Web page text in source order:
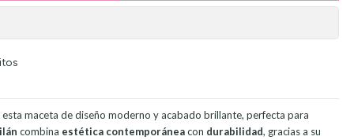
maceta de diseño moderno y acabado brillante, perfecta para
combina estética contemporáneacon durabilidad, gracias a su